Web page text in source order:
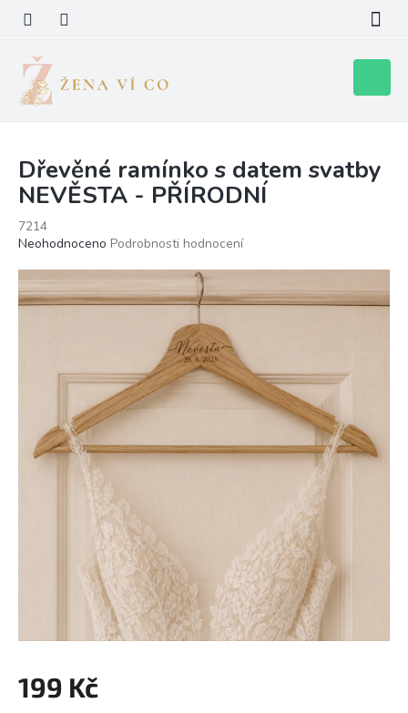
obsah
košík
Dřevěné ramínko s datem svatby
NEVĚSTA - PŘÍRODNÍ
7214
Průměrné
produktu
je
0,0
Neohodnoceno Podrobnosti hodnocení
199 Kč